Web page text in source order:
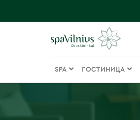
SPA ГОСТИНИЦА